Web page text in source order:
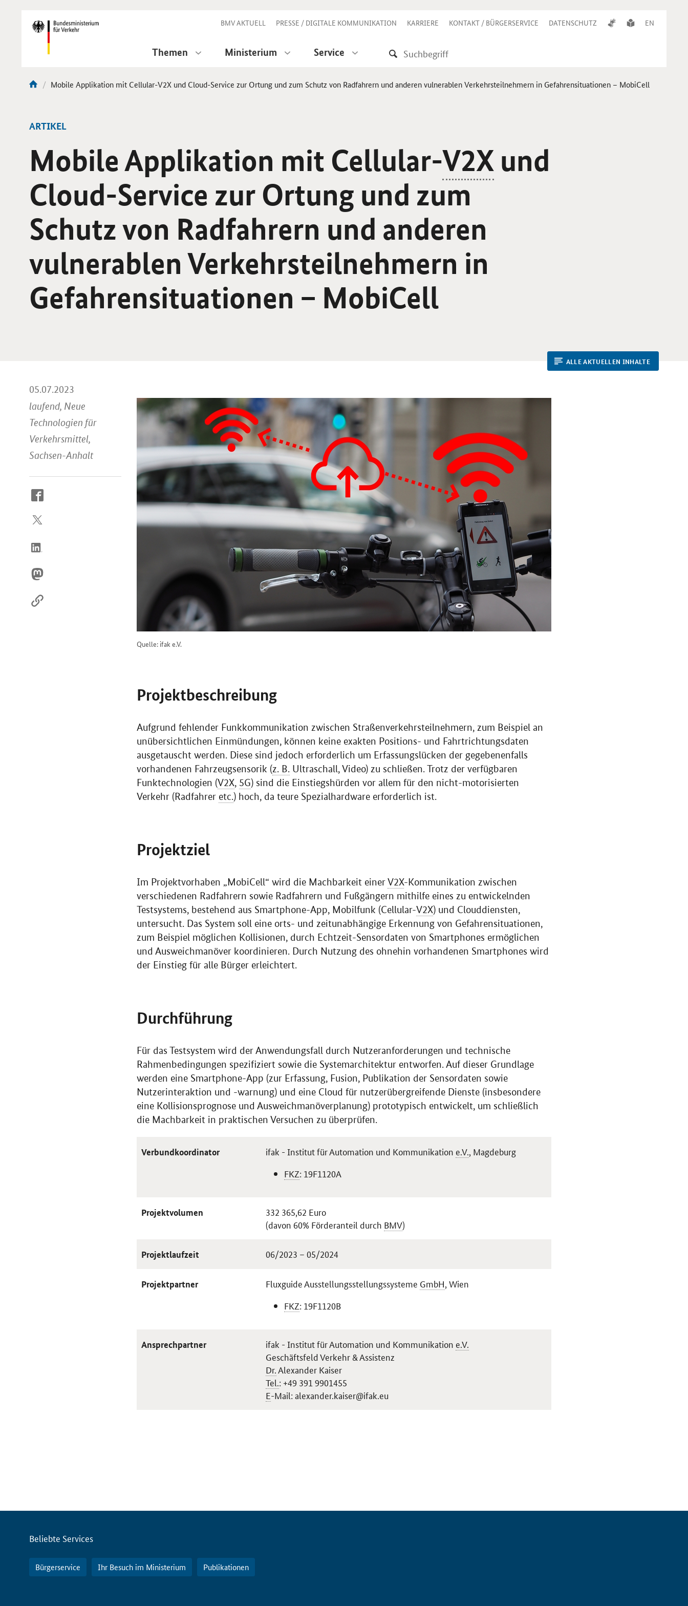
Navigation BMV AKTUELL PRESSE / DIGITALE KOMMUNIKATION KARRIERE KONTAKT / BÜRGERSERVICE DATENSCHUTZ EN
Themen Ministerium Service
Aktuelle
Mobile Applikation mit Cellular-V2X und Cloud-Service zur Ortung und zum Schutz von Radfahrern und anderen vulnerablen Verkehrsteilnehmern in Gefahrensituationen – MobiCell
ARTIKEL
Mobile Applikation mit Cellular-V2X und
Cloud-Service zur Ortung und zum
Schutz von Radfahrern und anderen
vulnerablen Verkehrsteilnehmern in
Gefahrensituationen – MobiCell
ALLE AKTUELLEN INHALTE
05.07.2023
laufend, Neue
Technologien für
Verkehrsmittel,
Sachsen-Anhalt
So
Sie
Internet
Quelle: ifak e.V.
Projektbeschreibung
Aufgrund fehlender Funkkommunikation zwischen Straßenverkehrsteilnehmern, zum Beispiel an
unübersichtlichen Einmündungen, können keine exakten Positions- und Fahrtrichtungsdaten
ausgetauscht werden. Diese sind jedoch erforderlich um Erfassungslücken der gegebenenfalls
vorhandenen Fahrzeugsensorik (z. B. Ultraschall, Video) zu schließen. Trotz der verfügbaren
Funktechnologien (V2X, 5G) sind die Einstiegshürden vor allem für den nicht-motorisierten
Verkehr (Radfahrer etc.) hoch, da teure Spezialhardware erforderlich ist.
Projektziel
Im Projektvorhaben „MobiCell“ wird die Machbarkeit einerV2X-Kommunikation zwischen
verschiedenen Radfahrern sowie Radfahrern und Fußgängern mithilfe eines zu entwickelnden
Testsystems, bestehend aus Smartphone-App, Mobilfunk (Cellular-V2X) und Clouddiensten,
untersucht. Das System soll eine orts- und zeitunabhängige Erkennung von Gefahrensituationen,
zum Beispiel möglichen Kollisionen, durch Echtzeit-Sensordaten von Smartphones ermöglichen
und Ausweichmanöver koordinieren. Durch Nutzung des ohnehin vorhandenen Smartphones wird
der Einstieg für alle Bürger erleichtert.
Durchführung
Für das Testsystem wird der Anwendungsfall durch Nutzeranforderungen und technische
Rahmenbedingungen spezifiziert sowie die Systemarchitektur entworfen. Auf dieser Grundlage
werden eine Smartphone-App (zur Erfassung, Fusion, Publikation der Sensordaten sowie
Nutzerinteraktion und -warnung) und eine Cloud für nutzerübergreifende Dienste (insbesondere
eine Kollisionsprognose und Ausweichmanöverplanung) prototypisch entwickelt, um schließlich
die Machbarkeit in praktischen Versuchen zu überprüfen.
Verbundkoordinator ifak - Institut für Automation und Kommunikation e.V., Magdeburg
FKZ: 19F1120A
Projektvolumen
332 365,62 Euro
(davon 60% Förderanteil durch BMV)
Projektlaufzeit 06/2023 – 05/2024
Projektpartner Fluxguide Ausstellungsstellungssysteme GmbH, Wien
FKZ: 19F1120B
Ansprechpartner ifak - Institut für Automation und Kommunikation e.V.
Geschäftsfeld Verkehr & Assistenz
Dr.Alexander Kaiser
Tel.: +49 391 9901455
E-Mail: alexander.kaiser@ifak.eu
Servicemenü
Beliebte Services
Bürgerservice Ihr Besuch im Ministerium Publikationen